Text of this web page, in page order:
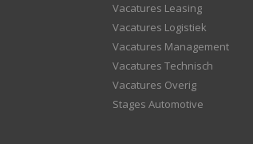
Vacatures Leasing
Vacatures Logistiek
Vacatures Management
Vacatures Technisch
Vacatures Overig
Stages Automotive